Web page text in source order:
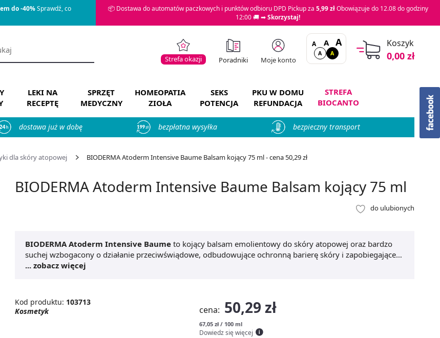
do -40%Sprawdź, co
📦 Dostawa do automatów paczkowych i punktów odbioru DPD Pickup za 5,99 złObowiązuje do 12.08 do godziny
12:00 🚚 ➡Skorzystaj!
Strefa okazji Poradniki Moje konto
A A A
A A
Koszyk
0,00 zł
LEKI NA
RECEPTĘ
SPRZĘT
MEDYCZNY
HOMEOPATIA
ZIOŁA
SEKS
POTENCJA
PKU W DOMU
REFUNDACJA
STREFA
BIOCANTO
dostawa już w dobę bezpłatna wysyłka bezpieczny transport
dla skóry atopowej BIODERMA Atoderm Intensive Baume Balsam kojący 75 ml - cena 50,29 zł
BIODERMA Atoderm Intensive Baume Balsam kojący 75 ml
do ulubionych
BIODERMA Atoderm Intensive Baume to kojący balsam emolientowy do skóry atopowej oraz bardzo
suchej wzbogacony o działanie przeciwświądowe, odbudowujące ochronną barierę skóry i zapobiegające
podrażnieniom.Atoderm Intensive Baume
... zobacz więcej
Kod produktu: 103713
Kosmetyk
cena: 50,29 zł
67,05 zł / 100 ml
Dowiedz się więcej